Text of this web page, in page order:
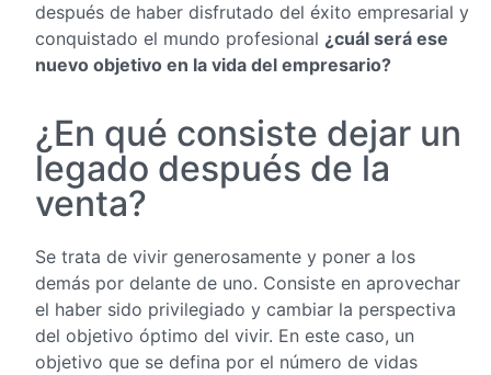
después de haber disfrutado del éxito empresarial y
conquistado el mundo profesional ¿cuál será ese
nuevo objetivo en la vida del empresario?
¿En qué consiste dejar un
legado después de la
venta?
Se trata de vivir generosamente y poner a los
demás por delante de uno. Consiste en aprovechar
el haber sido privilegiado y cambiar la perspectiva
del objetivo óptimo del vivir. En este caso, un
objetivo que se defina por el número de vidas